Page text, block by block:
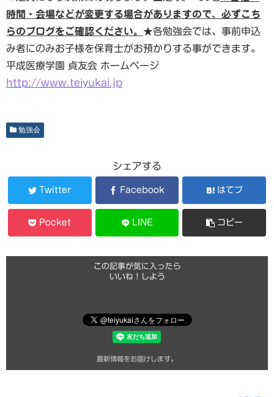
時間・会場などが変更する場合がありますので、必ずこち
らのブログをご確認ください。 ★各勉強会では、事前申込
み者にのみお子様を保育士がお預かりする事ができます。
平成医療学園 貞友会 ホームページ
http://www.teiyukai.jp
勉強会
シェアする
Twitter Facebook はてブ
Pocket LINE コピー
この記事が気に入ったら
いいね！しよう
最新情報をお届けします。